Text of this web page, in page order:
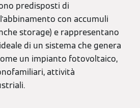
predisposti di
con accumuli
storage) e rappresentano
di un sistema che genera
un impianto fotovoltaico,
attività